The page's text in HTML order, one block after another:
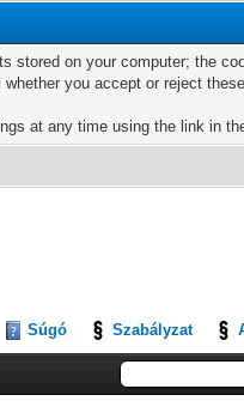
stored on your computer; the
you accept or reject
at any time using the link in
Súgó Szabályzat